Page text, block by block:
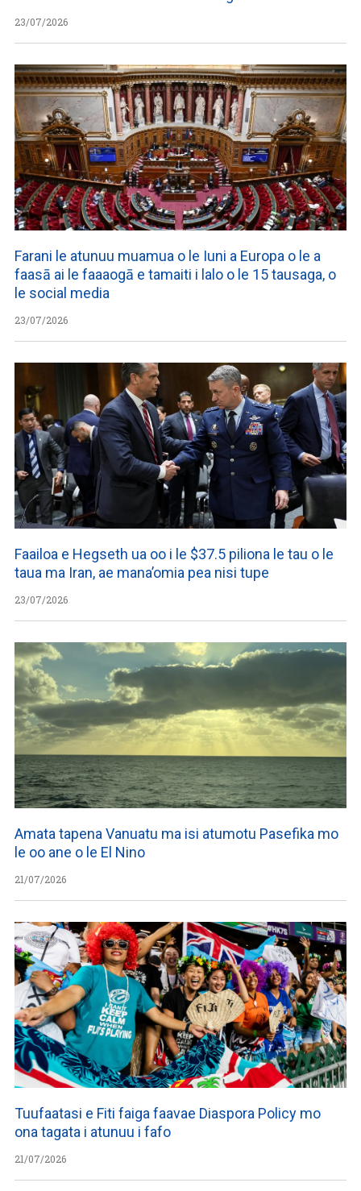
23/07/2026
Farani le atunuu muamua o le Iuni a Europa o le a
faasā ai le faaaogā e tamaiti i lalo o le 15 tausaga, o
le social media
23/07/2026
Faailoa e Hegseth ua oo i le $37.5 piliona le tau o le
taua ma Iran, ae mana’omia pea nisi tupe
23/07/2026
Amata tapena Vanuatu ma isi atumotu Pasefika mo
le oo ane o le El Nino
21/07/2026
Tuufaatasi e Fiti faiga faavae Diaspora Policy mo
ona tagata i atunuu i fafo
21/07/2026